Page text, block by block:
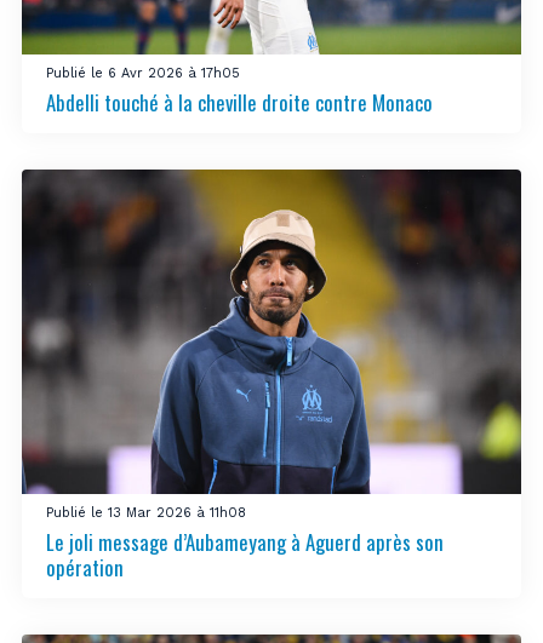
Publié le 6 Avr 2026 à 17h05
Abdelli touché à la cheville droite contre Monaco
Publié le 13 Mar 2026 à 11h08
Le joli message d’Aubameyang à Aguerd après son
opération